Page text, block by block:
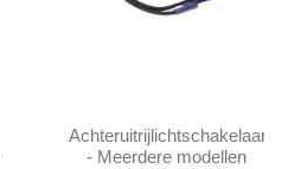
Achteruitrijlichtschakelaar
- Meerdere modellen